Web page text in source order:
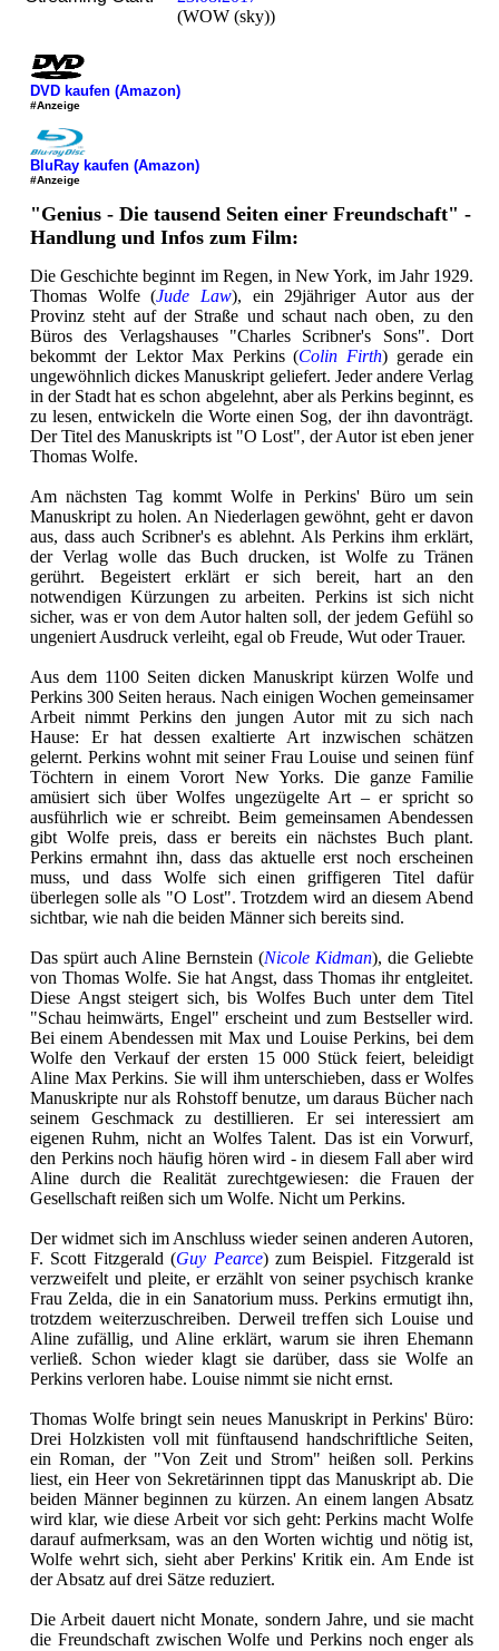
(WOW (sky))
DVD kaufen (Amazon)
#Anzeige
BluRay kaufen (Amazon)
#Anzeige
"Genius - Die tausend Seiten einer Freundschaft" -
Handlung und Infos zum Film:
Die Geschichte beginnt im Regen, in New York, im Jahr 1929.
Thomas Wolfe (Jude Law), ein 29jähriger Autor aus der
Provinz steht auf der Straße und schaut nach oben, zu den
Büros des Verlagshauses "Charles Scribner's Sons". Dort
bekommt der Lektor Max Perkins (Colin Firth) gerade ein
ungewöhnlich dickes Manuskript geliefert. Jeder andere Verlag
in der Stadt hat es schon abgelehnt, aber als Perkins beginnt, es
zu lesen, entwickeln die Worte einen Sog, der ihn davonträgt.
Der Titel des Manuskripts ist "O Lost", der Autor ist eben jener
Thomas Wolfe.
Am nächsten Tag kommt Wolfe in Perkins' Büro um sein
Manuskript zu holen. An Niederlagen gewöhnt, geht er davon
aus, dass auch Scribner's es ablehnt. Als Perkins ihm erklärt,
der Verlag wolle das Buch drucken, ist Wolfe zu Tränen
gerührt. Begeistert erklärt er sich bereit, hart an den
notwendigen Kürzungen zu arbeiten. Perkins ist sich nicht
sicher, was er von dem Autor halten soll, der jedem Gefühl so
ungeniert Ausdruck verleiht, egal ob Freude, Wut oder Trauer.
Aus dem 1100 Seiten dicken Manuskript kürzen Wolfe und
Perkins 300 Seiten heraus. Nach einigen Wochen gemeinsamer
Arbeit nimmt Perkins den jungen Autor mit zu sich nach
Hause: Er hat dessen exaltierte Art inzwischen schätzen
gelernt. Perkins wohnt mit seiner Frau Louise und seinen fünf
Töchtern in einem Vorort New Yorks. Die ganze Familie
amüsiert sich über Wolfes ungezügelte Art – er spricht so
ausführlich wie er schreibt. Beim gemeinsamen Abendessen
gibt Wolfe preis, dass er bereits ein nächstes Buch plant.
Perkins ermahnt ihn, dass das aktuelle erst noch erscheinen
muss, und dass Wolfe sich einen griffigeren Titel dafür
überlegen solle als "O Lost". Trotzdem wird an diesem Abend
sichtbar, wie nah die beiden Männer sich bereits sind.
Das spürt auch Aline Bernstein (Nicole Kidman), die Geliebte
von Thomas Wolfe. Sie hat Angst, dass Thomas ihr entgleitet.
Diese Angst steigert sich, bis Wolfes Buch unter dem Titel
"Schau heimwärts, Engel" erscheint und zum Bestseller wird.
Bei einem Abendessen mit Max und Louise Perkins, bei dem
Wolfe den Verkauf der ersten 15 000 Stück feiert, beleidigt
Aline Max Perkins. Sie will ihm unterschieben, dass er Wolfes
Manuskripte nur als Rohstoff benutze, um daraus Bücher nach
seinem Geschmack zu destillieren. Er sei interessiert am
eigenen Ruhm, nicht an Wolfes Talent. Das ist ein Vorwurf,
den Perkins noch häufig hören wird - in diesem Fall aber wird
Aline durch die Realität zurechtgewiesen: die Frauen der
Gesellschaft reißen sich um Wolfe. Nicht um Perkins.
Der widmet sich im Anschluss wieder seinen anderen Autoren,
F. Scott Fitzgerald (Guy Pearce) zum Beispiel. Fitzgerald ist
verzweifelt und pleite, er erzählt von seiner psychisch kranke
Frau Zelda, die in ein Sanatorium muss. Perkins ermutigt ihn,
trotzdem weiterzuschreiben. Derweil treffen sich Louise und
Aline zufällig, und Aline erklärt, warum sie ihren Ehemann
verließ. Schon wieder klagt sie darüber, dass sie Wolfe an
Perkins verloren habe. Louise nimmt sie nicht ernst.
Thomas Wolfe bringt sein neues Manuskript in Perkins' Büro:
Drei Holzkisten voll mit fünftausend handschriftliche Seiten,
ein Roman, der "Von Zeit und Strom" heißen soll. Perkins
liest, ein Heer von Sekretärinnen tippt das Manuskript ab. Die
beiden Männer beginnen zu kürzen. An einem langen Absatz
wird klar, wie diese Arbeit vor sich geht: Perkins macht Wolfe
darauf aufmerksam, was an den Worten wichtig und nötig ist,
Wolfe wehrt sich, sieht aber Perkins' Kritik ein. Am Ende ist
der Absatz auf drei Sätze reduziert.
Die Arbeit dauert nicht Monate, sondern Jahre, und sie macht
die Freundschaft zwischen Wolfe und Perkins noch enger als